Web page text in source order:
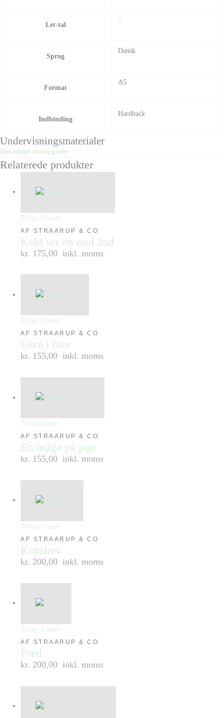
Let-tal
9
Sprog
Dansk
Format
A5
Indbinding
Hardback
Undervisningsmaterialer
Download elevopgaver
Relaterede produkter
Tilføj til kurv
AF STRAARUP & CO
Keld ser en ond ånd
kr. 175,00 inkl. moms
Tilføj til kurv
AF STRAARUP & CO
Ulve i fare
kr. 155,00 inkl. moms
Tilføj til kurv
AF STRAARUP & CO
En måge på jagt
kr. 155,00 inkl. moms
Tilføj til kurv
AF STRAARUP & CO
Koralrev
kr. 200,00 inkl. moms
Tilføj til kurv
AF STRAARUP & CO
Fred
kr. 200,00 inkl. moms